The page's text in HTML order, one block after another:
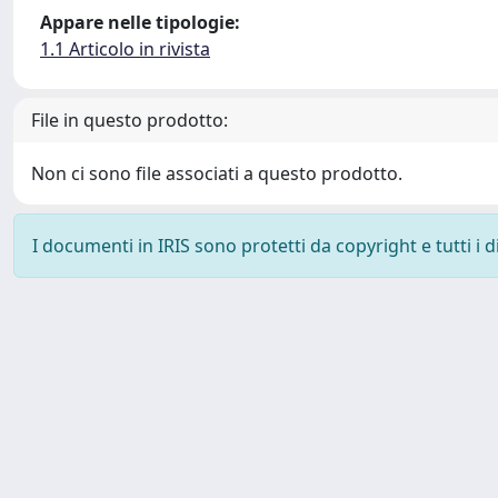
Appare nelle tipologie:
1.1 Articolo in rivista
File in questo prodotto:
Non ci sono file associati a questo prodotto.
I documenti in IRIS sono protetti da copyright e tutti i